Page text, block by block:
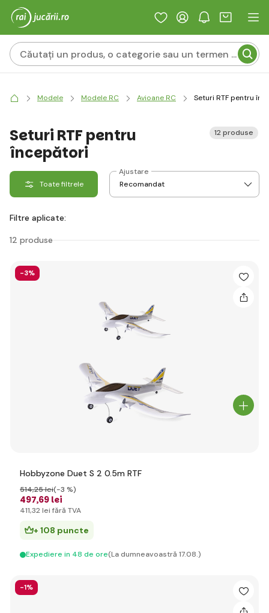
Modele Modele RC Avioane RC Seturi RTF pentru
Seturi RTF pentru
începători
12 produse
Toate filtrele
Ajustare
Filtre aplicate:
12 produse
-3%
Hobbyzone Duet S 2 0.5m RTF
497,69 lei
514,25 lei(-3 %)
411,32 lei fără TVA
+ 108 puncte
Expediere in 48 de ore(La dumneavoastră 17.08.)
-1%